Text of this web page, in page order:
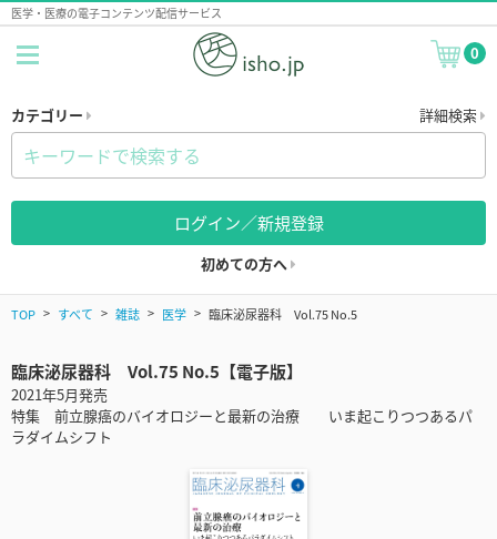
医学・医療の電子コンテンツ配信サービス
0
カテゴリー 詳細検索
ログイン／新規登録
初めての方へ
TOP すべて 雑誌 医学 臨床泌尿器科 Vol.75 No.5
臨床泌尿器科 Vol.75 No.5【電子版】
2021年5月発売
特集 前立腺癌のバイオロジーと最新の治療 いま起こりつつあるパ
ラダイムシフト